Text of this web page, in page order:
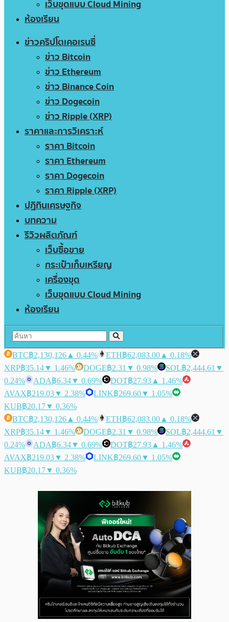
เว็บขุดแบบ Cloud Mining
ห้องเรียน
ข่าวคริปโตเคอเรนซี่
ข่าว Bitcoin
ข่าว Ethereum
ข่าว Binance Coin
ข่าว Dogecoin
ข่าว Ripple (XRP)
ราคาและการวิเคราะห์
ราคา Bitcoin
ราคา Ethereum
ราคา Dogecoin
ราคา Ripple (XRP)
ปฏิทินเศรษฐกิจ
บทความ
รีวิวผลิตภัณฑ์
เว็บซื้อขาย
กระเป๋าเก็บเหรียญ
เครื่องขุด
เว็บขุดแบบ Cloud Mining
ห้องเรียน
BTC฿2,130,126 ▲ 0.44% ETH฿62,083.00 ▲ 0.18%
XRP฿35.14▼ 1.46% DOGE฿2.31 ▼ 0.98% SOL฿2,444.61 ▼
0.24%
ADA฿6.34▼ 0.69% DOT฿27.93 ▲ 1.46%
AVAX฿219.03▼ 2.38% LINK฿269.60▼ 1.05%
KUB฿20.17▼ 0.36%
BTC฿2,130,126 ▲ 0.44% ETH฿62,083.00 ▲ 0.18%
XRP฿35.14▼ 1.46% DOGE฿2.31 ▼ 0.98% SOL฿2,444.61 ▼
0.24%
ADA฿6.34▼ 0.69% DOT฿27.93 ▲ 1.46%
AVAX฿219.03▼ 2.38% LINK฿269.60▼ 1.05%
KUB฿20.17▼ 0.36%